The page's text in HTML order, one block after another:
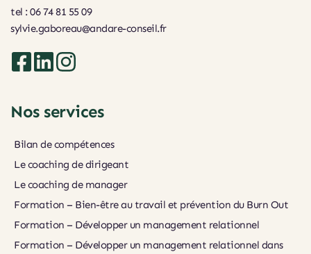
tel : 06 74 81 55 09
sylvie.gaboreau@andare-conseil.fr
Nos services
Bilan de compétences
Le coaching de dirigeant
Le coaching de manager
Formation – Bien-être au travail et prévention du Burn Out
Formation – Développer un management relationnel
Formation – Développer un management relationnel dans